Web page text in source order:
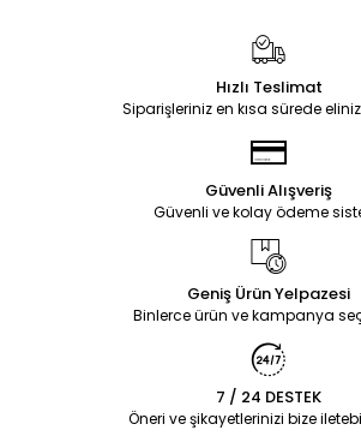
Hızlı Teslimat
Siparişleriniz en kısa sürede
Güvenli Alışveriş
Güvenli ve kolay ödeme
Geniş Ürün Yelpazesi
Binlerce ürün ve kampanya
7 / 24 DESTEK
Öneri ve şikayetlerinizi bize